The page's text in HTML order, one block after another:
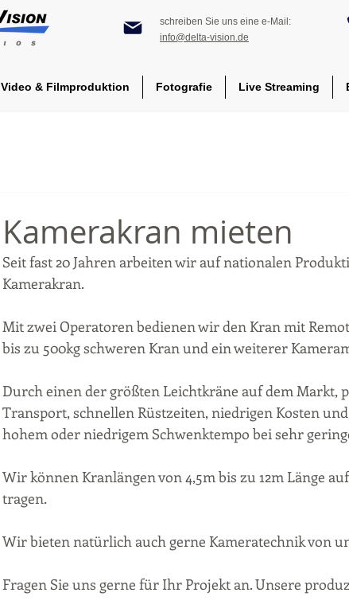
schreiben Sie uns eine e-Mail:
info@delta-vision.de
Video & Filmproduktion Fotografie Live Streaming
Kamerakran mieten
Seit fast 20 Jahren arbeiten wir auf nationalen
Kamerakran.
Mit zwei Operatoren bedienen wir den Kran mit
bis zu 500kg schweren Kran und ein weiterer
Durch einen der größten Leichtkräne auf dem Markt,
Transport, schnellen Rüstzeiten, niedrigen Kosten
hohem oder niedrigem Schwenktempo bei sehr
Wir können Kranlängen von 4,5m bis zu 12m Länge
tragen.
Wir bieten natürlich auch gerne Kameratechnik von
Fragen Sie uns gerne für Ihr Projekt an. Unsere